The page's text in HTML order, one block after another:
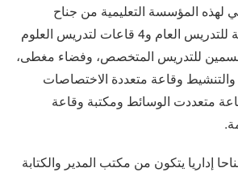
لهذه المؤسسة التعليمية من جناح
للتدريس يضم 21 قاعة للتدريس العام و4 قاعات لتدريس العلوم
للتدريس المتخصص، وفضاء مغطى،
وقاعة متعددة الاختصاصات
متعددت الوسائط ومكتبة وقاعة
إداريا يتكون من مكتب المدير والكتابة